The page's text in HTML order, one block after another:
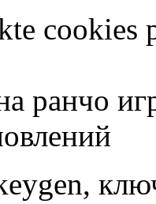
cookies
ранчо